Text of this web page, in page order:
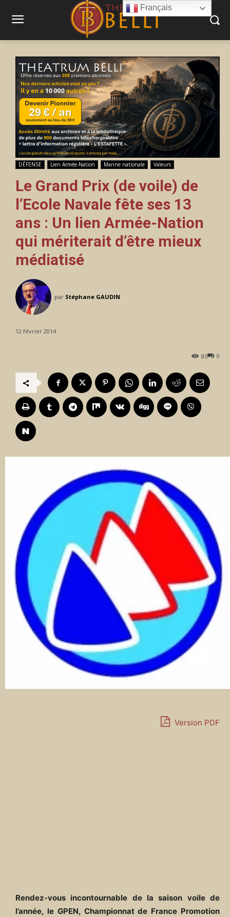
DÉFENSE Lien Armée-Nation Marine nationale Valeurs
Le Grand Prix (de voile) de
l’Ecole Navale fête ses 13
ans : Un lien Armée-Nation
qui mériterait d’être mieux
médiatisé
par Stéphane GAUDIN
12 février 2014
0
85
Version PDF
Rendez-vous incontournable de la saison voile de
l’année, le GPEN, Championnat de France Promotion
Français